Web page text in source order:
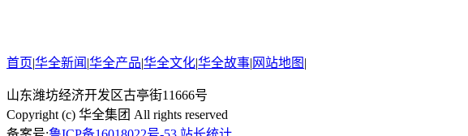
首页|华全新闻 |华全产品|华全文化|华全故事| 网站地图 |
山东潍坊经济开发区古亭街11666号
Copyright (c) 华全集团 All rights reserved